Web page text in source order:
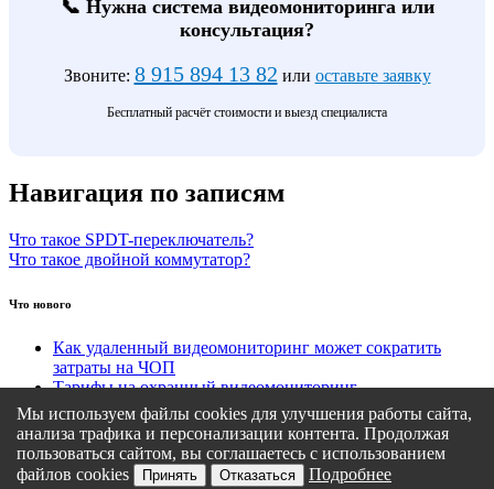
📞 Нужна система видеомониторинга или
консультация?
Звоните: 8 915 894 13 82 или оставьте заявку
Бесплатный расчёт стоимости и выезд специалиста
Навигация по записям
Что такое SPDT-переключатель?
Что такое двойной коммутатор?
Что нового
Как удаленный видеомониторинг может сократить
затраты на ЧОП
Тарифы на охранный видеомониторинг
Этапы подключения удаленного видеомониторинга
Кому подходит удаленный видеомониторинг?
Какие задачи решает удаленный видеомониторинг
Политика конфиденциальности
Мы используем файлы cookies для улучшения работы сайта,
анализа трафика и персонализации контента. Продолжая
пользоваться сайтом, вы соглашаетесь с использованием
файлов cookies
Принять Отказаться Подробнее